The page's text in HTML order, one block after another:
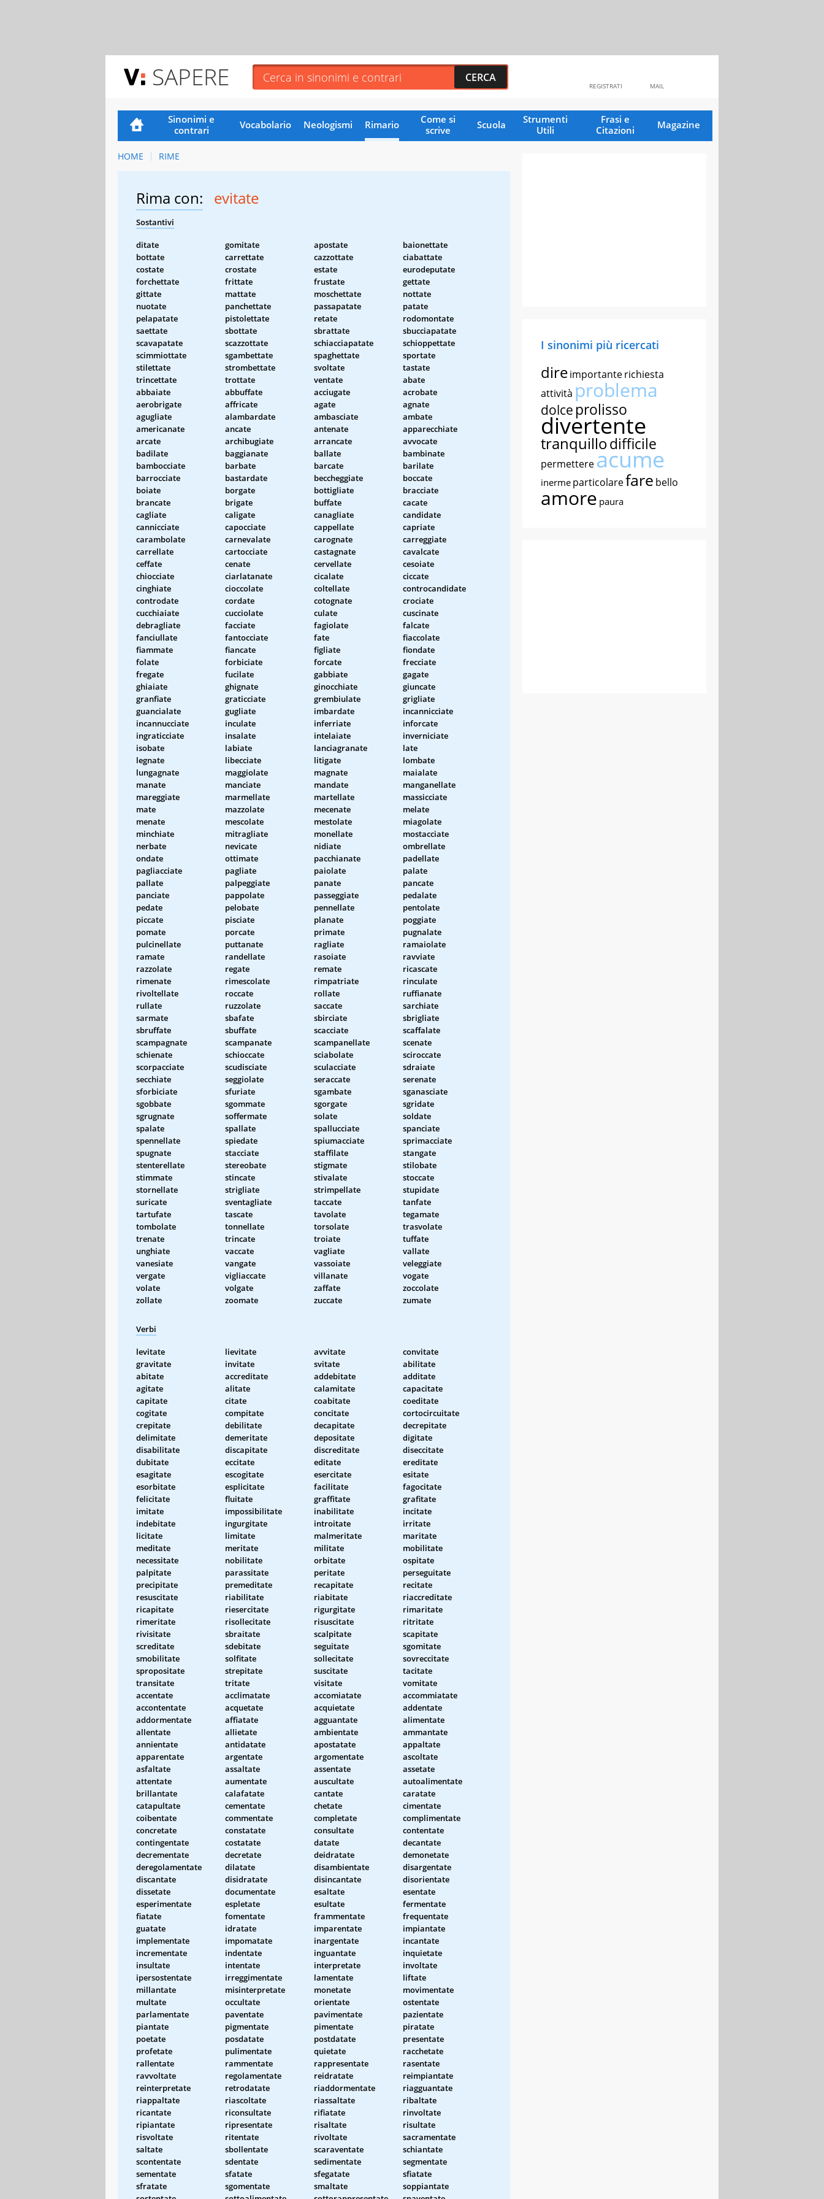
SAPERE MAIL
REGISTRATI
Sinonimi e
contrari
Vocabolario Neologismi Rimario
Come si
scrive
Scuola
Strumenti
Utili
Frasi e
Citazioni
Magazine
HOME RIME
Rima con: evitate
Sostantivi
ditate gomitate apostate
baionettate
bottate
carrettate cazzottate
ciabattate
costate
crostate estate
eurodeputate
forchettate
frittate frustate
gettate
gittate
mattate moschettate
nottate
nuotate
panchettate passapatate
patate
pelapatate
pistolettate retate
rodomontate
saettate
sbottate sbrattate
sbucciapatate
scavapatate
scazzottate schiacciapatate
schioppettate
scimmiottate
sgambettate spaghettate
sportate
stilettate
strombettate svoltate
tastate
trincettate
trottate ventate
abate
abbaiate
abbuffate acciugate
acrobate
aerobrigate
affricate agate
agnate
agugliate
alambardate ambasciate
ambate
americanate
ancate antenate
apparecchiate
arcate
archibugiate arrancate
avvocate
badilate
baggianate ballate
bambinate
bambocciate
barbate barcate
barilate
barrocciate
bastardate beccheggiate
boccate
boiate
borgate bottigliate
bracciate
brancate
brigate buffate
cacate
cagliate
caligate canagliate
candidate
cannicciate
capocciate cappellate
capriate
carambolate
carnevalate carognate
carreggiate
carrellate
cartocciate castagnate
cavalcate
ceffate
cenate cervellate
cesoiate
chiocciate
ciarlatanate cicalate
ciccate
cinghiate
cioccolate coltellate
controcandidate
controdate
cordate cotognate
crociate
cucchiaiate
cucciolate culate
cuscinate
debragliate
facciate fagiolate
falcate
fanciullate
fantocciate fate
fiaccolate
fiammate
fiancate figliate
fiondate
folate
forbiciate forcate
frecciate
fregate
fucilate gabbiate
gagate
ghiaiate
ghignate ginocchiate
giuncate
granfiate
graticciate grembiulate
grigliate
guancialate
gugliate imbardate
incannicciate
incannucciate
inculate inferriate
inforcate
ingraticciate
insalate intelaiate
inverniciate
isobate
labiate lanciagranate
late
legnate
libecciate litigate
lombate
lungagnate
maggiolate magnate
maialate
manate
manciate mandate
manganellate
mareggiate
marmellate martellate
massicciate
mate
mazzolate mecenate
melate
menate
mescolate mestolate
miagolate
minchiate
mitragliate monellate
mostacciate
nerbate
nevicate nidiate
ombrellate
ondate
ottimate pacchianate
padellate
pagliacciate
pagliate paiolate
palate
pallate
palpeggiate panate
pancate
panciate
pappolate passeggiate
pedalate
pedate
pelobate pennellate
pentolate
piccate
pisciate planate
poggiate
pomate
porcate primate
pugnalate
pulcinellate
puttanate ragliate
ramaiolate
ramate
randellate rasoiate
ravviate
razzolate
regate remate
ricascate
rimenate
rimescolate rimpatriate
rinculate
rivoltellate
roccate rollate
ruffianate
rullate
ruzzolate saccate
sarchiate
sarmate
sbafate sbirciate
sbrigliate
sbruffate
sbuffate scacciate
scaffalate
scampagnate
scampanate scampanellate
scenate
schienate
schioccate sciabolate
sciroccate
scorpacciate
scudisciate sculacciate
sdraiate
secchiate
seggiolate seraccate
serenate
sforbiciate
sfuriate sgambate
sganasciate
sgobbate
sgommate sgorgate
sgridate
sgrugnate
soffermate solate
soldate
spalate
spallate spallucciate
spanciate
spennellate
spiedate spiumacciate
sprimacciate
spugnate
stacciate staffilate
stangate
stenterellate
stereobate stigmate
stilobate
stimmate
stincate stivalate
stoccate
stornellate
strigliate strimpellate
stupidate
suricate
sventagliate taccate
tanfate
tartufate
tascate tavolate
tegamate
tombolate
tonnellate torsolate
trasvolate
trenate
trincate troiate
tuffate
unghiate
vaccate vagliate
vallate
vanesiate
vangate vassoiate
veleggiate
vergate
vigliaccate villanate
vogate
volate
volgate zaffate
zoccolate
zollate
zoomate zuccate zumate
Verbi
levitate lievitate avvitate
convitate
gravitate
invitate svitate
abilitate
abitate
accreditate addebitate
additate
agitate
alitate calamitate
capacitate
capitate
citate coabitate
coeditate
cogitate
compitate concitate
cortocircuitate
crepitate
debilitate decapitate
decrepitate
delimitate
demeritate depositate
digitate
disabilitate
discapitate discreditate
diseccitate
dubitate
eccitate editate
ereditate
esagitate
escogitate esercitate
esitate
esorbitate
esplicitate facilitate
fagocitate
felicitate
fluitate graffitate
grafitate
imitate
impossibilitate inabilitate
incitate
indebitate
ingurgitate introitate
irritate
licitate
limitate malmeritate
maritate
meditate
meritate militate
mobilitate
necessitate
nobilitate orbitate
ospitate
palpitate
parassitate peritate
perseguitate
precipitate
premeditate recapitate
recitate
resuscitate
riabilitate riabitate
riaccreditate
ricapitate
riesercitate rigurgitate
rimaritate
rimeritate
risollecitate risuscitate
ritritate
rivisitate
sbraitate scalpitate
scapitate
screditate
sdebitate seguitate
sgomitate
smobilitate
solfitate sollecitate
sovreccitate
spropositate
strepitate suscitate
tacitate
transitate
tritate visitate
vomitate
accentate
acclimatate accomiatate
accommiatate
accontentate
acquetate acquietate
addentate
addormentate
affiatate agguantate
alimentate
allentate
allietate ambientate
ammantate
annientate
antidatate apostatate
appaltate
apparentate
argentate argomentate
ascoltate
asfaltate
assaltate assentate
assetate
attentate
aumentate auscultate
autoalimentate
brillantate
calafatate cantate
caratate
catapultate
cementate chetate
cimentate
coibentate
commentate completate
complimentate
concretate
constatate consultate
contentate
contingentate
costatate datate
decantate
decrementate
decretate deidratate
demonetate
deregolamentate
dilatate disambientate
disargentate
discantate
disidratate disincantate
disorientate
dissetate
documentate esaltate
esentate
esperimentate
espletate esultate
fermentate
fiatate
fomentate frammentate
frequentate
guatate
idratate imparentate
impiantate
implementate
impomatate inargentate
incantate
incrementate
indentate inguantate
inquietate
insultate
intentate interpretate
involtate
ipersostentate
irreggimentate lamentate
liftate
millantate
misinterpretate monetate
movimentate
multate
occultate orientate
ostentate
parlamentate
paventate pavimentate
pazientate
piantate
pigmentate pimentate
piratate
poetate
posdatate postdatate
presentate
profetate
pulimentate quietate
racchetate
rallentate
rammentate rappresentate
rasentate
ravvoltate
regolamentate reidratate
reimpiantate
reinterpretate
retrodatate riaddormentate
riagguantate
riappaltate
riascoltate riassaltate
ribaltate
ricantate
riconsultate rifiatate
rinvoltate
ripiantate
ripresentate risaltate
risultate
risvoltate
ritentate rivoltate
sacramentate
saltate
sbollentate scaraventate
schiantate
scontentate
sdentate sedimentate
segmentate
sementate
sfatate sfegatate
sfiatate
sfratate
sgomentate smaltate
soppiantate
I sinonimi più ricercati
direimportanterichiesta
attività problema
dolce prolisso
divertente
tranquillodifficile
permettereacume
inerme particolarefare bello
amore paura